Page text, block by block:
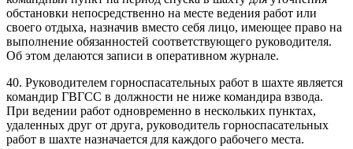
обстановки непосредственно на месте ведения работ или
своего отдыха, назначив вместо себя лицо, имеющее право на
выполнение обязанностей соответствующего руководителя.
Об этом делаются записи в оперативном журнале.
40. Руководителем горноспасательных работ в шахте является
командир ГВГСС в должности не ниже командира взвода.
При ведении работ одновременно в нескольких пунктах,
удаленных друг от друга, руководитель горноспасательных
работ в шахте назначается для каждого рабочего места.